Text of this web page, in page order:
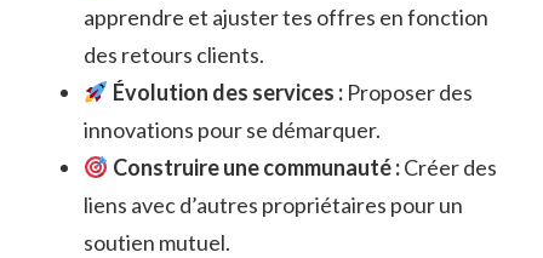
apprendre et ajuster tes offres en fonction
des retours clients.
Évolution des services :Proposer des
innovations pour se démarquer.
Construire une communauté :Créer des
liens avec d’autres propriétaires pour un
soutien mutuel.